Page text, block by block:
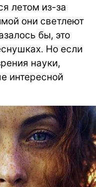
летом из-за
они светлеют
бы, это
Но если
науки,
интересной